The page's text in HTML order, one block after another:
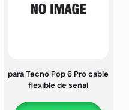
para Tecno Pop 6 Pro cable
flexible de señal